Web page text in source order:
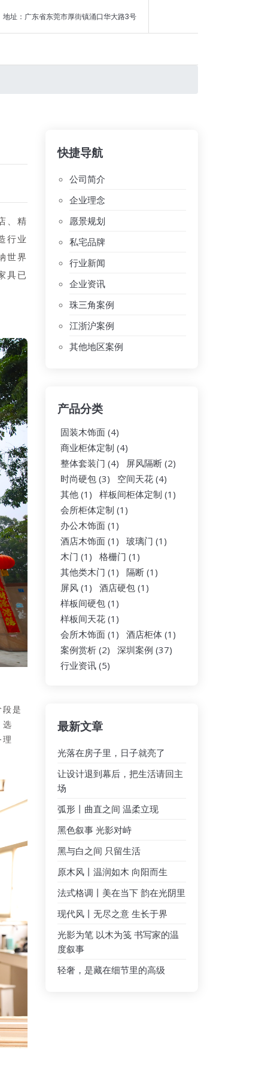
地址：广东省东莞市厚街镇涌口华大路3号
、精
行业
世界
具已
是
选
快捷导航
公司简介
企业理念
愿景规划
私宅品牌
行业新闻
企业资讯
珠三角案例
江浙沪案例
其他地区案例
产品分类
固装木饰面 (4)
商业柜体定制 (4)
整体套装门 (4) 屏风隔断 (2)
时尚硬包 (3) 空间天花 (4)
其他 (1) 样板间柜体定制 (1)
会所柜体定制 (1)
办公木饰面 (1)
酒店木饰面 (1) 玻璃门 (1)
木门 (1) 格栅门 (1)
其他类木门 (1) 隔断 (1)
屏风 (1) 酒店硬包 (1)
样板间硬包 (1)
样板间天花 (1)
会所木饰面 (1) 酒店柜体 (1)
案例赏析 (2) 深圳案例 (37)
行业资讯 (5)
最新文章
光落在房子里，日子就亮了
让设计退到幕后，把生活请回主
场
弧形丨曲直之间 温柔立现
黑色叙事 光影对峙
黑与白之间 只留生活
原木风丨温润如木 向阳而生
法式格调丨美在当下 韵在光阴里
现代风丨无尽之意 生长于界
光影为笔 以木为笺 书写家的温
度叙事
轻奢，是藏在细节里的高级